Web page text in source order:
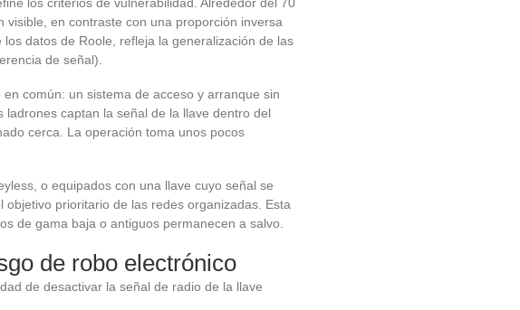
en contraste con una proporción inversa
datos de Roole, refleja la generalización de las
de señal).
común: un sistema de acceso y arranque sin
captan la señal de la llave dentro del
cerca. La operación toma unos pocos
o equipados con una llave cuyo señal se
prioritario de las redes organizadas. Esta
de gama baja o antiguos permanecen a salvo.
de robo electrónico
de desactivar la señal de radio de la llave